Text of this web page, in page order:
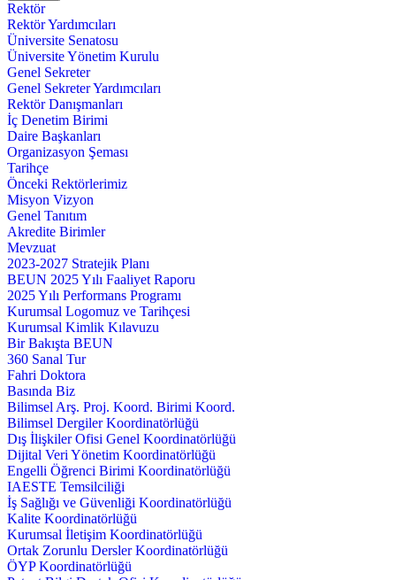
Rektör
Rektör Yardımcıları
Üniversite Senatosu
Üniversite Yönetim Kurulu
Genel Sekreter
Genel Sekreter Yardımcıları
Rektör Danışmanları
İç Denetim Birimi
Daire Başkanları
Organizasyon Şeması
Tarihçe
Önceki Rektörlerimiz
Misyon Vizyon
Genel Tanıtım
Akredite Birimler
Mevzuat
2023-2027 Stratejik Planı
BEUN 2025 Yılı Faaliyet Raporu
2025 Yılı Performans Programı
Kurumsal Logomuz ve Tarihçesi
Kurumsal Kimlik Kılavuzu
Bir Bakışta BEUN
360 Sanal Tur
Fahri Doktora
Basında Biz
Bilimsel Arş. Proj. Koord. Birimi Koord.
Bilimsel Dergiler Koordinatörlüğü
Dış İlişkiler Ofisi Genel Koordinatörlüğü
Dijital Veri Yönetim Koordinatörlüğü
Engelli Öğrenci Birimi Koordinatörlüğü
IAESTE Temsilciliği
İş Sağlığı ve Güvenliği Koordinatörlüğü
Kalite Koordinatörlüğü
Kurumsal İletişim Koordinatörlüğü
Ortak Zorunlu Dersler Koordinatörlüğü
ÖYP Koordinatörlüğü